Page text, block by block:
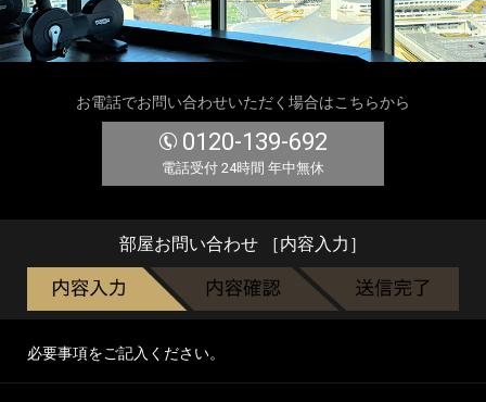
お電話でお問い合わせいただく場合はこちらから
0120-139-692
電話受付 24時間 年中無休
部屋お問い合わせ ［内容入力］
必要事項をご記入ください。